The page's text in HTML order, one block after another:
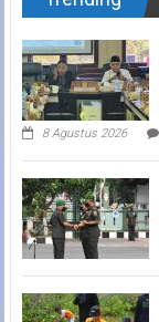
8 Agustus 2026